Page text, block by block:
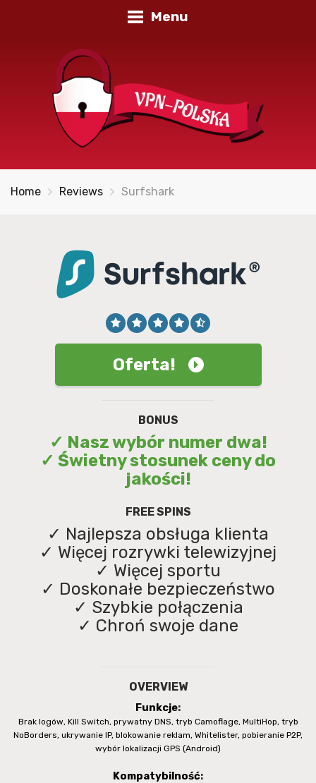
Menu
Home Reviews Surfshark
Oferta!
BONUS
✓ Nasz wybór numer dwa!
✓ Świetny stosunek ceny do
jakości!
FREE SPINS
✓ Najlepsza obsługa klienta
✓ Więcej rozrywki telewizyjnej
✓ Więcej sportu
✓ Doskonałe bezpieczeństwo
✓ Szybkie połączenia
✓ Chroń swoje dane
OVERVIEW
Funkcje:
Brak logów, Kill Switch, prywatny DNS, tryb Camoflage, MultiHop, tryb
NoBorders, ukrywanie IP, blokowanie reklam, Whitelister, pobieranie P2P,
wybór lokalizacji GPS (Android)
Kompatybilność: